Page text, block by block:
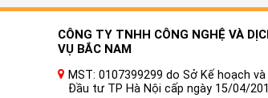
CÔNG TY TNHH CÔNG NGHỆ VÀ
VỤ BẮC NAM
MST: 0107399299 do Sở Kế hoạch và
Đầu tư TP Hà Nội cấp ngày 15/04/